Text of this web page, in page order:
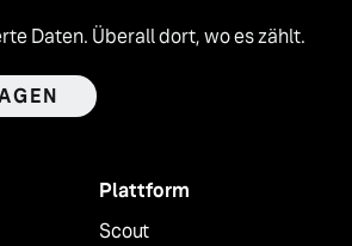
Daten. Überall dort, wo es zählt.
Plattform
Scout